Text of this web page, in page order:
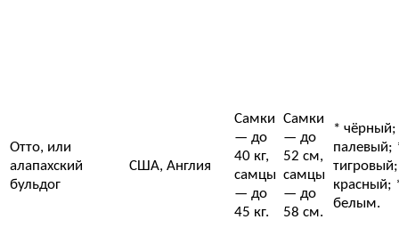
Отто, или
алапахский
бульдог
США, Англия
Самки
— до
40 кг,
самцы
— до
45 кг.
Самки
— до
52 см,
самцы
— до
58 см.
*
палевый;
красный;
белым.